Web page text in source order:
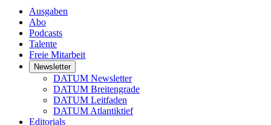
Ausgaben
Abo
Podcasts
Talente
Freie Mitarbeit
Newsletter
DATUM Newsletter
DATUM Breitengrade
DATUM Leitfaden
DATUM Atlantiktief
Editorials